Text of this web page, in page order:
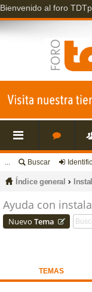
Bienvenido al foro
nl
es
pi
o
... Buscar
Índice general
Ayuda con
Nuevo Tema
TEMAS